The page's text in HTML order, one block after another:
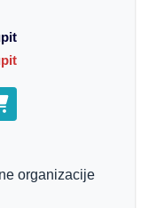
organizacije